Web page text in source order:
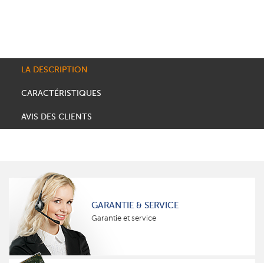
LA DESCRIPTION
CARACTÉRISTIQUES
AVIS DES CLIENTS
GARANTIE & SERVICE
Garantie et service